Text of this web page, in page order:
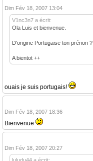
Dim Fév 18, 2007 13:04
V1nc3n7 a écrit:
Ola Luis et bienvenue.
D'origine Portugaise ton prénon ?
A bientot ++
ouais je suis portugais!
Dim Fév 18, 2007 18:36
Bienvenue
Dim Fév 18, 2007 20:27